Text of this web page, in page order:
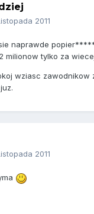
2011
naprawde
milionow tylko za
wziasc zawodnikow
2011